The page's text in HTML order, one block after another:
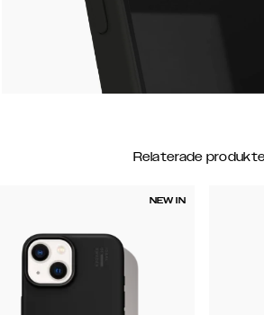
Relaterade
NEW IN